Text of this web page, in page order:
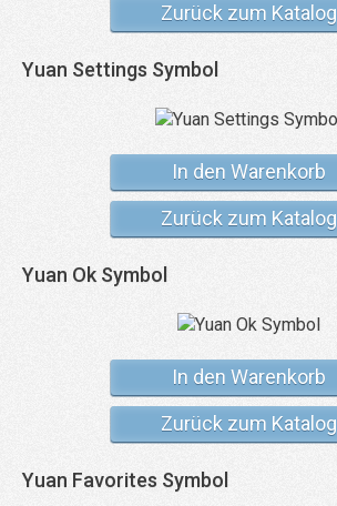
Zurück zum Katalog
Yuan Settings Symbol
In den Warenkorb
Zurück zum Katalog
Yuan Ok Symbol
In den Warenkorb
Zurück zum Katalog
Yuan Favorites Symbol